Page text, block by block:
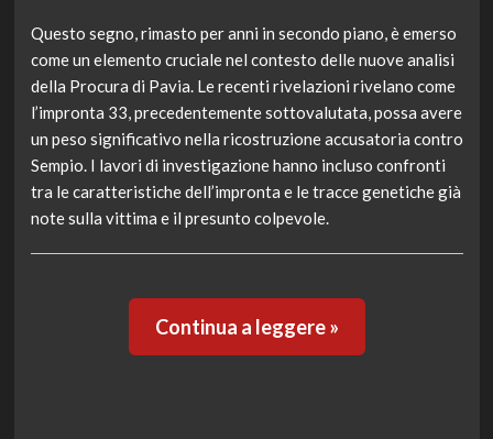
Questo segno, rimasto per anni in secondo piano, è emerso
come un elemento cruciale nel contesto delle nuove analisi
della Procura di Pavia. Le recenti rivelazioni rivelano come
l’impronta 33, precedentemente sottovalutata, possa avere
un peso significativo nella ricostruzione accusatoria contro
Sempio. I lavori di investigazione hanno incluso confronti
tra le caratteristiche dell’impronta e le tracce genetiche già
note sulla vittima e il presunto colpevole.
Continua a leggere »